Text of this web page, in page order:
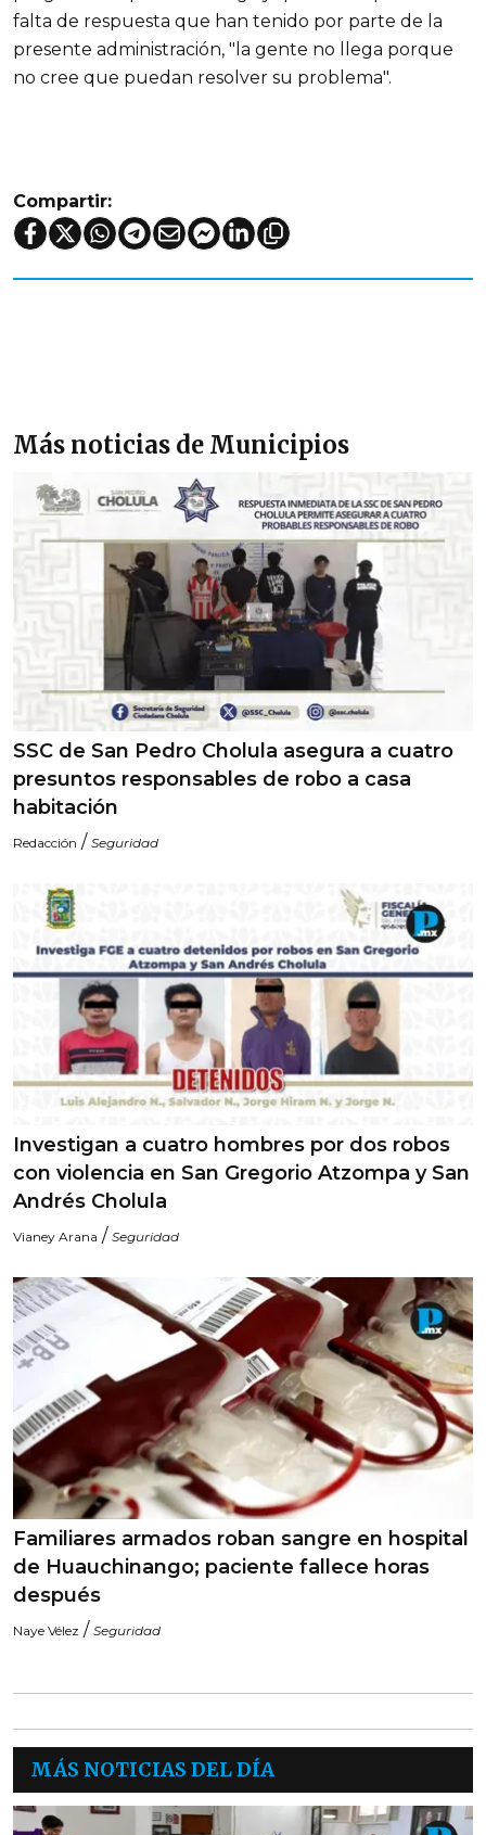
falta de respuesta que han tenido por parte de la
presente administración, "la gente no llega porque
no cree que puedan resolver su problema".
Compartir:
Más noticias de Municipios
SSC de San Pedro Cholula asegura a cuatro
presuntos responsables de robo a casa
habitación
Redacción / Seguridad
Investigan a cuatro hombres por dos robos
con violencia en San Gregorio Atzompa y San
Andrés Cholula
Vianey Arana / Seguridad
Familiares armados roban sangre en hospital
de Huauchinango; paciente fallece horas
después
Naye Vélez / Seguridad
MÁS NOTICIAS DEL DÍA